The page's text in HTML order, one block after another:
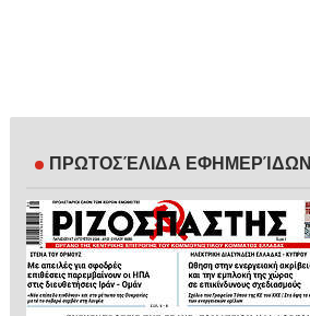
ΠΡΩΤΟΣΈΛΙΔΑ ΕΦΗΜΕΡΊΔΩΝ